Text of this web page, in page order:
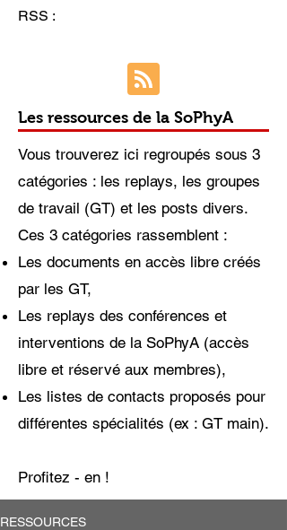
RSS :
Les ressources de la SoPhyA
Vous trouverez ici regroupés sous 3
catégories : les replays, les groupes
de travail (GT) et les posts divers.
Ces 3 catégories rassemblent :
Les documents en accès libre créés
par les GT,
Les replays des conférences et
interventions de la SoPhyA (accès
libre et réservé aux membres),
Les listes de contacts proposés pour
différentes spécialités (ex : GT main).
Profitez - en !
RESSOURCES